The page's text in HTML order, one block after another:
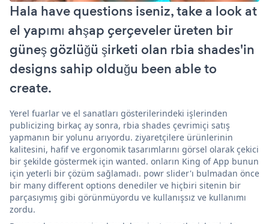
Hala have questions iseniz, take a look at
el yapımı ahşap çerçeveler üreten bir
güneş gözlüğü şirketi olan rbia shades'in
designs sahip olduğu been able to
create.
Yerel fuarlar ve el sanatları gösterilerindeki işlerinden
publicizing birkaç ay sonra, rbia shades çevrimiçi satış
yapmanın bir yolunu arıyordu. ziyaretçilere ürünlerinin
kalitesini, hafif ve ergonomik tasarımlarını görsel olarak çekici
bir şekilde göstermek için wanted. onların King of App bunun
için yeterli bir çözüm sağlamadı. powr slider'ı bulmadan önce
bir many different options denediler ve hiçbiri sitenin bir
parçasıymış gibi görünmüyordu ve kullanışsız ve kullanımı
zordu.